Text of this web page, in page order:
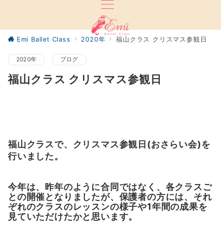
Emi Ballet Class 2020年 福山クラス クリスマス参観日
2020年 ブログ
福山クラス クリスマス参観日
福山クラスで、クリスマス参観日(おさらい会)を
行いました。
今年は、昨年のように合同ではなく、各クラスご
との開催となりましたが、保護者の方には、それ
ぞれのクラスのレッスンの様子や1年間の成果を
見ていただけたかと思います。